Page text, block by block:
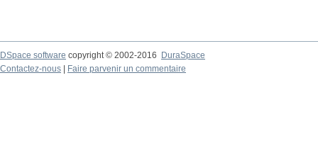
DSpace software copyright © 2002-2016
DuraSpace
Contactez-nous
Faire parvenir un commentaire